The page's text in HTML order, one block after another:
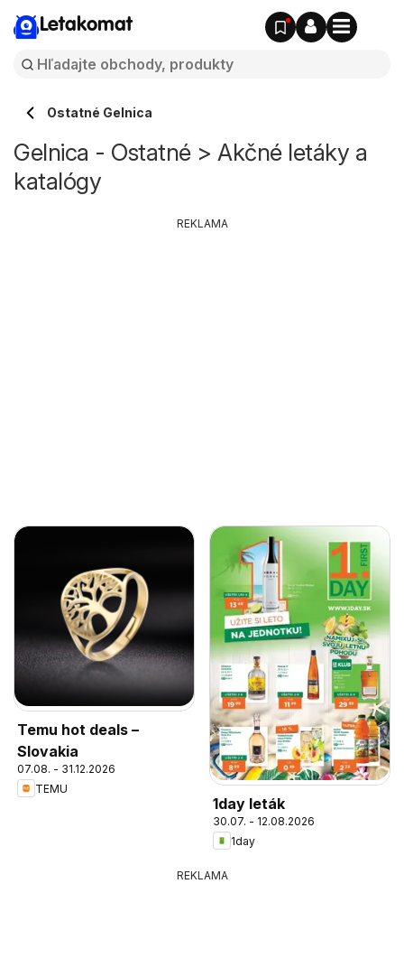
Letakomat
Ostatné Gelnica
Gelnica - Ostatné > Akčné letáky a
katalógy
Temu hot deals –
Slovakia
07.08. - 31.12.2026
TEMU
1day leták
30.07. - 12.08.2026
1day
REKLAMA
REKLAMA